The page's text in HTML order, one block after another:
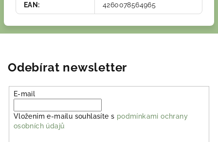
EAN : 4260078564965
Odebírat newsletter
E-mail
Vložením e-mailu souhlasíte s podmínkami ochrany
osobních údajů